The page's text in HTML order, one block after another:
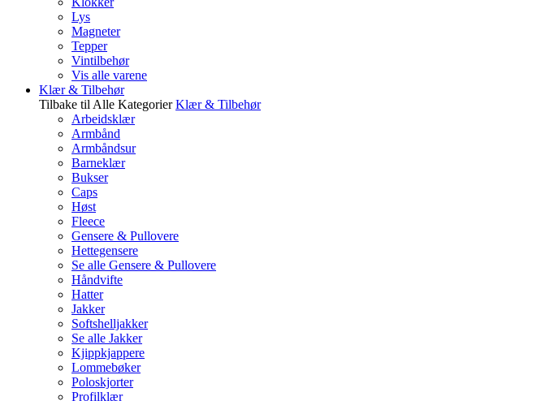
Lys
Magneter
Tepper
Vintilbehør
Vis alle varene
Klær & Tilbehør
Tilbake til Alle Kategorier Klær & Tilbehør
Arbeidsklær
Armbånd
Armbåndsur
Barneklær
Bukser
Caps
Høst
Fleece
Gensere & Pullovere
Hettegensere
Se alle Gensere & Pullovere
Håndvifte
Hatter
Jakker
Softshelljakker
Se alle Jakker
Kjippkjappere
Lommebøker
Poloskjorter
Profilklær